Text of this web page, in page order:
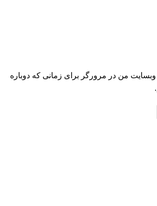
وبسایت من در مرورگر برای زمانی که دوباره